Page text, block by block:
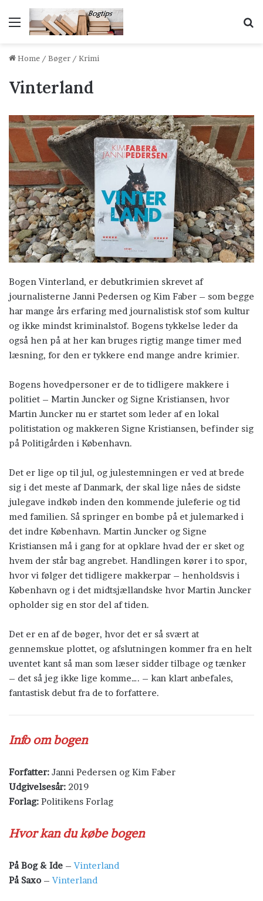
Menu
Home / Bøger / Krimi
Vinterland
Bogen Vinterland, er debutkrimien skrevet af
journalisterne Janni Pedersen og Kim Faber – som begge
har mange års erfaring med journalistisk stof som kultur
og ikke mindst kriminalstof. Bogens tykkelse leder da
også hen på at her kan bruges rigtig mange timer med
læsning, for den er tykkere end mange andre krimier.
Bogens hovedpersoner er de to tidligere makkere i
politiet – Martin Juncker og Signe Kristiansen, hvor
Martin Juncker nu er startet som leder af en lokal
politistation og makkeren Signe Kristiansen, befinder sig
på Politigården i København.
Det er lige op til jul, og julestemningen er ved at brede
sig i det meste af Danmark, der skal lige nåes de sidste
julegave indkøb inden den kommende juleferie og tid
med familien. Så springer en bombe på et julemarked i
det indre København. Martin Juncker og Signe
Kristiansen må i gang for at opklare hvad der er sket og
hvem der står bag angrebet. Handlingen kører i to spor,
hvor vi følger det tidligere makkerpar – henholdsvis i
København og i det midtsjællandske hvor Martin Juncker
opholder sig en stor del af tiden.
Det er en af de bøger, hvor det er så svært at
gennemskue plottet, og afslutningen kommer fra en helt
uventet kant så man som læser sidder tilbage og tænker
– det så jeg ikke lige komme…. – kan klart anbefales,
fantastisk debut fra de to forfattere.
Info om bogen
Forfatter: Janni Pedersen og Kim Faber
Udgivelsesår: 2019
Forlag: Politikens Forlag
Hvor kan du købe bogen
På Bog & Ide –Vinterland
På Saxo –Vinterland